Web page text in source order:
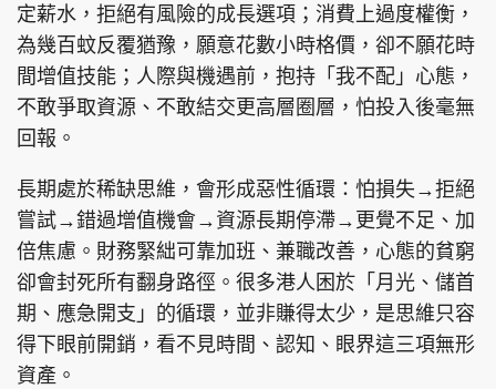
親子王 Oh!爸媽 JobMarket
頭條搵工 EDUPLUS
關於我們
聯絡我們
隱私政策聲明
使用條款
版權及免責聲明
定薪水，拒絕有風險的成長選項；消費上過度權衡，
為幾百蚊反覆猶豫，願意花數小時格價，卻不願花時
間增值技能；人際與機遇前，抱持「我不配」心態，
不敢爭取資源、不敢結交更高層圈層，怕投入後毫無
回報。
長期處於稀缺思維，會形成惡性循環：怕損失→拒絕
嘗試→錯過增值機會→資源長期停滯→更覺不足、加
倍焦慮。財務緊絀可靠加班、兼職改善，心態的貧窮
卻會封死所有翻身路徑。很多港人困於「月光、儲首
期、應急開支」的循環，並非賺得太少，是思維只容
得下眼前開銷，看不見時間、認知、眼界這三項無形
資產。